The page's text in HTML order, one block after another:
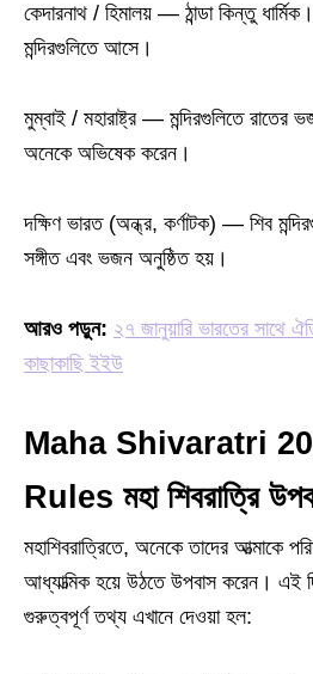
কেদারনাথ / হিমালয় — ঠান্ডা কিন্তু
মন্দিরগুলিতে আসে।
মুম্বাই / মহারাষ্ট্র — মন্দিরগুলিতে
অনেকে অভিষেক করেন।
দক্ষিণ ভারত (অন্ধ্র, কর্ণাটক) — শিব
সঙ্গীত এবং ভজন অনুষ্ঠিত হয়।
আরও পড়ুন: ২৭ জানুয়ারি ভারতের সাথে
কাছাকাছি ইইউ
Maha Shivaratri
Rules মহা শিবরাত্রি
মহাশিবরাত্রিতে, অনেকে তাদের আত্মাকে
আধ্যাত্মিক হয়ে উঠতে উপবাস করেন। এই
গুরুত্বপূর্ণ তথ্য এখানে দেওয়া হল: